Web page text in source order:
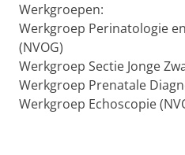
Werkgroepen:
Werkgroep Perinatologie
(NVOG)
Werkgroep Sectie Jonge
Werkgroep Prenatale
Werkgroep Echoscopie